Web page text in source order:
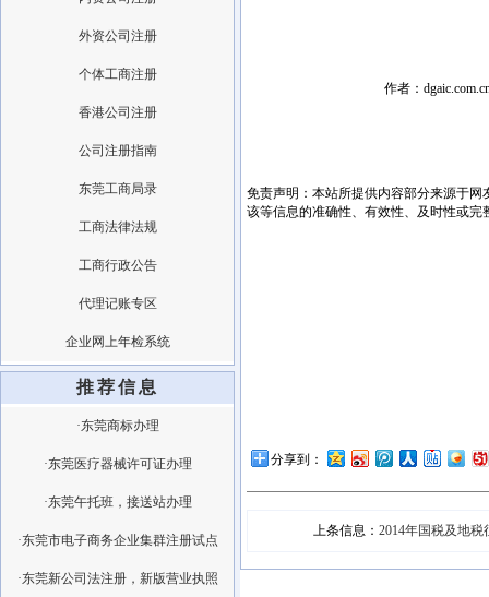
外资公司注册
个体工商注册
香港公司注册
公司注册指南
东莞工商局录
工商法律法规
工商行政公告
代理记账专区
企业网上年检系统
推荐信息
·东莞商标办理
·东莞医疗器械许可证办理
·东莞午托班，接送站办理
·东莞市电子商务企业集群注册试点
·东莞新公司法注册，新版营业执照
作者：
免责声明：本站所提供内容部分来源于
该等信息的准确性、有效性、及时性或
分享到：
上条信息： 2014年国税及地税